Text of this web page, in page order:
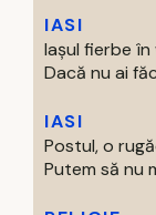
IASI
Iașul fierbe în
Dacă nu ai
IASI
Postul, o
Putem să nu